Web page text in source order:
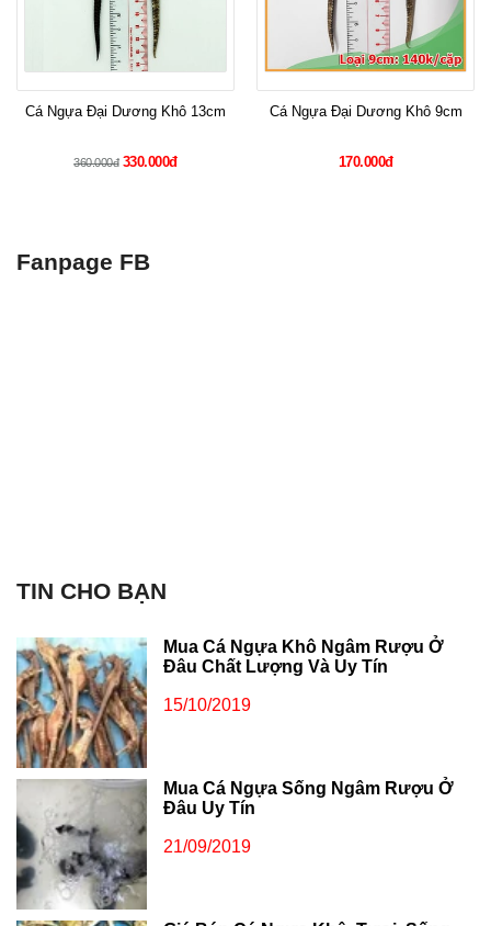
Cá Ngựa Đại Dương Khô 13cm
360.000đ 330.000đ
Cá Ngựa Đại Dương Khô 9cm
170.000đ
Fanpage FB
TIN CHO BẠN
Mua Cá Ngựa Khô Ngâm Rượu Ở
Đâu Chất Lượng Và Uy Tín
15/10/2019
Mua Cá Ngựa Sống Ngâm Rượu Ở
Đâu Uy Tín
21/09/2019